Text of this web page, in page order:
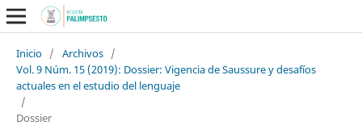
Inicio / Archivos /
Vol. 9 Núm. 15 (2019): Dossier: Vigencia de Saussure y desafíos
actuales en el estudio del lenguaje
/
Dossier